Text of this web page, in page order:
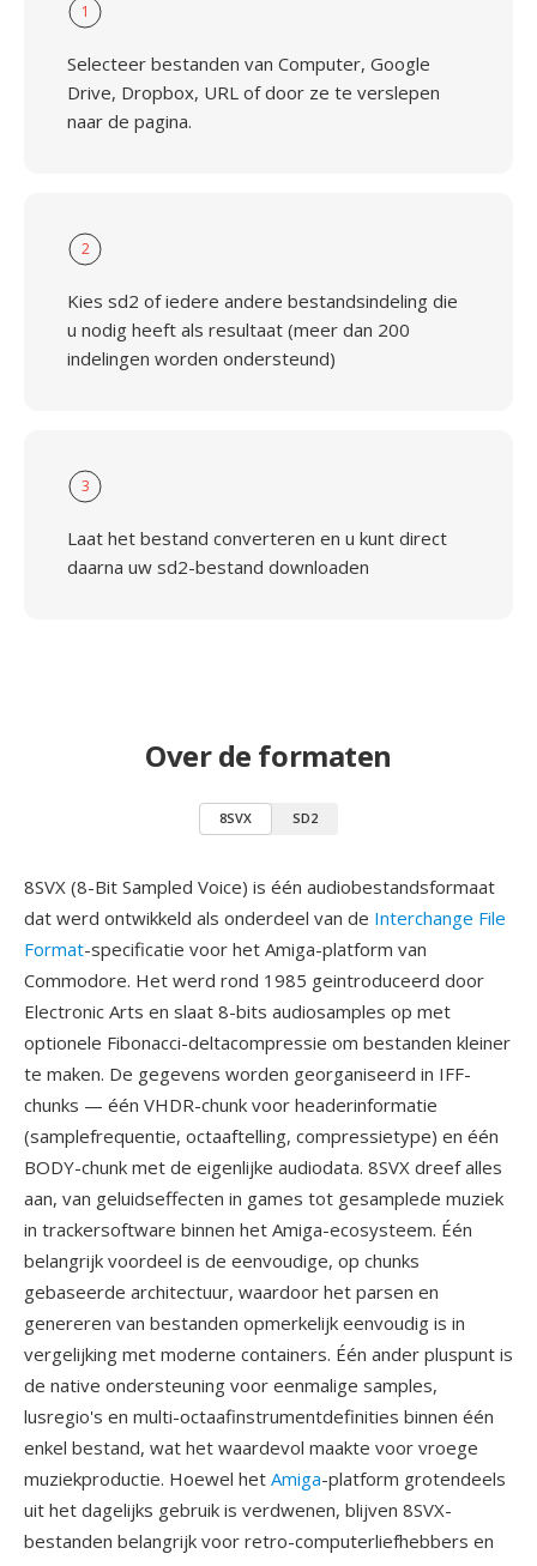
1
Selecteer bestanden van Computer, Google
Drive, Dropbox, URL of door ze te verslepen
naar de pagina.
2
Kies sd2 of iedere andere bestandsindeling die
u nodig heeft als resultaat (meer dan 200
indelingen worden ondersteund)
3
Laat het bestand converteren en u kunt direct
daarna uw sd2-bestand downloaden
Over de formaten
8SVX SD2
8SVX (8-Bit Sampled Voice) is één audiobestandsformaat
dat werd ontwikkeld als onderdeel van de Interchange File
Format-specificatie voor het Amiga-platform van
Commodore. Het werd rond 1985 geintroduceerd door
Electronic Arts en slaat 8-bits audiosamples op met
optionele Fibonacci-deltacompressie om bestanden kleiner
te maken. De gegevens worden georganiseerd in IFF-
chunks — één VHDR-chunk voor headerinformatie
(samplefrequentie, octaaftelling, compressietype) en één
BODY-chunk met de eigenlijke audiodata. 8SVX dreef alles
aan, van geluidseffecten in games tot gesamplede muziek
in trackersoftware binnen het Amiga-ecosysteem. Één
belangrijk voordeel is de eenvoudige, op chunks
gebaseerde architectuur, waardoor het parsen en
genereren van bestanden opmerkelijk eenvoudig is in
vergelijking met moderne containers. Één ander pluspunt is
de native ondersteuning voor eenmalige samples,
lusregio's en multi-octaafinstrumentdefinities binnen één
enkel bestand, wat het waardevol maakte voor vroege
muziekproductie. Hoewel het Amiga-platform grotendeels
uit het dagelijks gebruik is verdwenen, blijven 8SVX-
bestanden belangrijk voor retro-computerliefhebbers en